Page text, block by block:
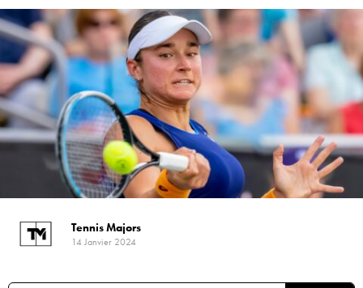
Tennis Majors
14 Janvier 2024